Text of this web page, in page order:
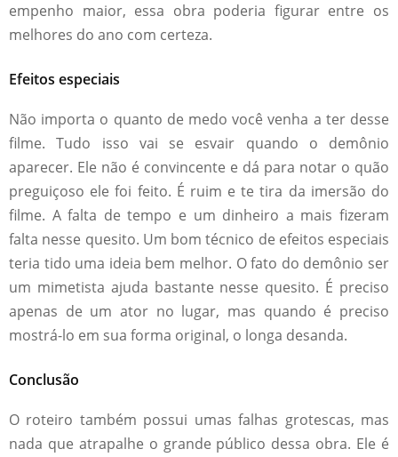
empenho maior, essa obra poderia figurar entre os
melhores do ano com certeza.
Efeitos especiais
Não importa o quanto de medo você venha a ter desse
filme. Tudo isso vai se esvair quando o demônio
aparecer. Ele não é convincente e dá para notar o quão
preguiçoso ele foi feito. É ruim e te tira da imersão do
filme. A falta de tempo e um dinheiro a mais fizeram
falta nesse quesito. Um bom técnico de efeitos especiais
teria tido uma ideia bem melhor. O fato do demônio ser
um mimetista ajuda bastante nesse quesito. É preciso
apenas de um ator no lugar, mas quando é preciso
mostrá-lo em sua forma original, o longa desanda.
Conclusão
O roteiro também possui umas falhas grotescas, mas
nada que atrapalhe o grande público dessa obra. Ele é